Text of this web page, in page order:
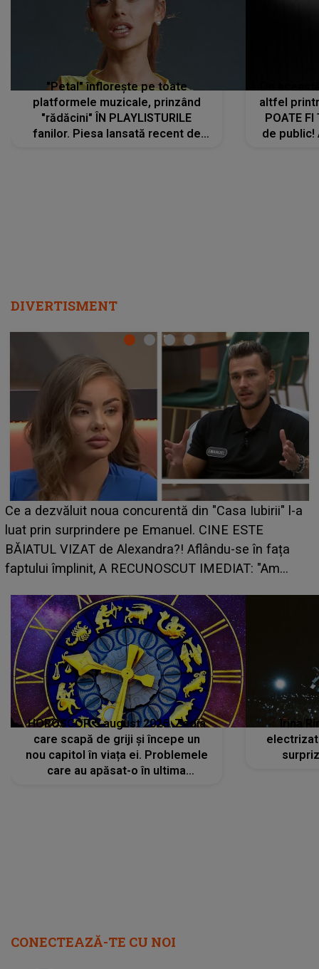
"Petal" înflorește pe toate
platformele muzicale, prinzând
"rădăcini" ÎN PLAYLISTURILE
fanilor. Piesa lansată recent de
altfel
POATE FI
de public!
DIVERTISMENT
HOROSCOP 7 august 2026. Zodia care intră într-o
perioadă marcată de încercări. Problemele se adună
din toate părțile, iar o veste neașteptată îi dă planurile
peste cap
HOROSCOP 5 august 2026. Zodia
care scapă de griji și începe un
nou capitol în viața ei. Problemele
care au apăsat-o în ultima
Irina
CONECTEAZĂ-TE CU NOI